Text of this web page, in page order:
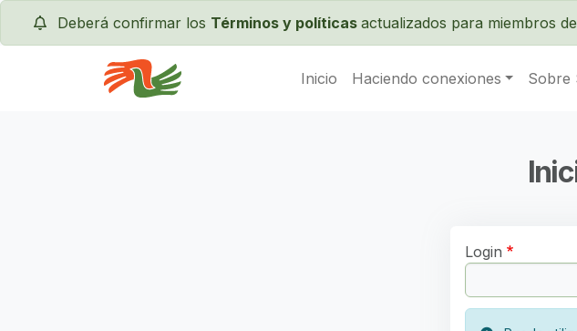
Deberá confirmar los Términos y políticas actualizados para miembros
Servas International Inicio Haciendo conexiones Sobre
Login